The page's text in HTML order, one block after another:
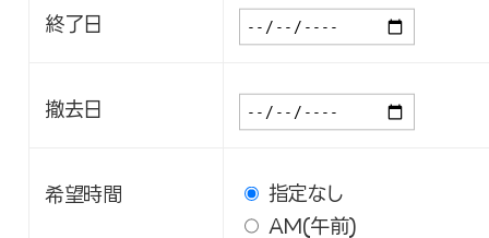
終了日
撤去日
希望時間
指定なし
AM(午前)